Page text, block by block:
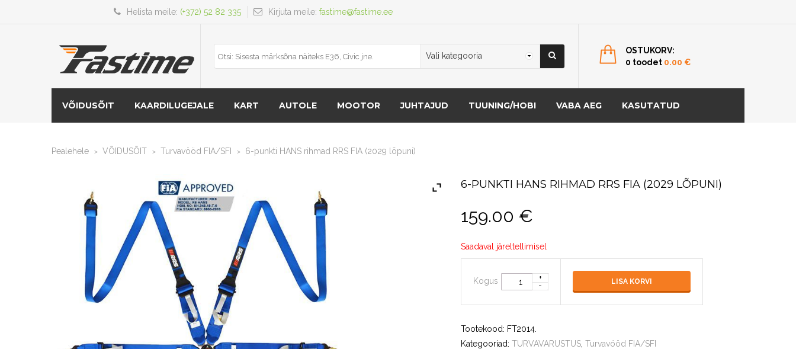
Kirjuta meile: fastime@fastime.ee
Helista meile: (+372) 52 82 335
OSTUKORV:
0 toodet 0.00 €
VÕIDUSÕIT KAARDILUGEJALE KART AUTOLE MOOTOR JUHTAJUD TUUNING/HOBI VABA AEG KASUTATUD
Pealehele > VÕIDUSÕIT > Turvavööd FIA/SFI > 6-punkti HANS rihmad RRS FIA (2029 lõpuni)
6-PUNKTI HANS RIHMAD RRS FIA (2029 LÕPUNI)
159.00 €
Saadaval järeltellimisel
Kogus LISA KORVI
Tootekood: FT2014
Kategooriad:TURVAVARUSTUS ,Turvavööd FIA/SFI